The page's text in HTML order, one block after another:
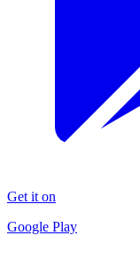
Get it on
Google Play